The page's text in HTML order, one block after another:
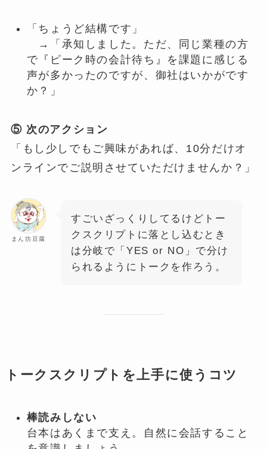
「ちょうど結構です」
→「承知しました。ただ、同じ業種の方
で『ピーク時の会計待ち』を課題に感じる
声が多かったのですが、御社はいかがです
か？」
⑤ 次のアクション
「もし少しでもご興味があれば、10分だけオ
ンラインでご説明させていただけませんか？」
まん坊豆腐
すごいざっくりしてるけどトー
クスクリプトに落とし込むとき
は分岐で「YES or NO」で分け
られるようにトークを作ろう。
トークスクリプトを上手に使うコツ
棒読みしない
台本はあくまで支え。自然に会話すること